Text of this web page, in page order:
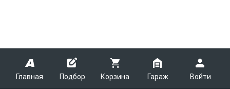
Главная Подбор Корзина Гараж Войти